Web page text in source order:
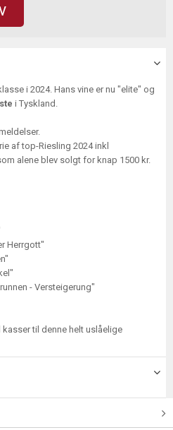
i 2024. Hans vine er nu "elite" og
i Tyskland.
af top-Riesling 2024 inkl
alene blev solgt for knap 1500 kr.
Herrgott"
- Versteigerung"
til denne helt uslåelige